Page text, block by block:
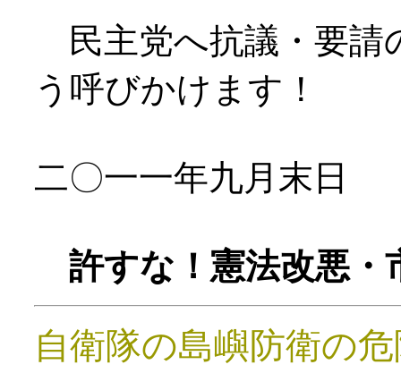
民主党へ抗議・要請
う呼びかけます！
二〇一一年九月末日
許すな！憲法改悪・
自衛隊の島嶼防衛の